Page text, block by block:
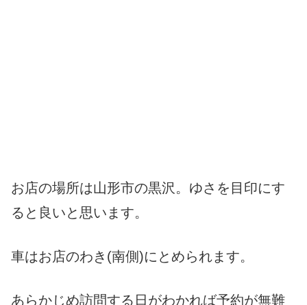
お店の場所は山形市の黒沢。ゆさを目印にす
ると良いと思います。
車はお店のわき(南側)にとめられます。
あらかじめ訪問する日がわかれば予約が無難